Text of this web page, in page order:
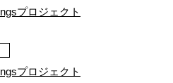
プロジェクト
プロジェクト